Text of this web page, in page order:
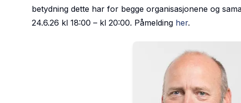
betydning dette har for begge organisasjonene og
24.6.26 kl 18:00 – kl 20:00. Påmelding her.